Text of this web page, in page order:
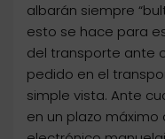
albarán siempre
esto se hace para
del transporte ante
pedido en el
simple vista. Ante
en un plazo máximo